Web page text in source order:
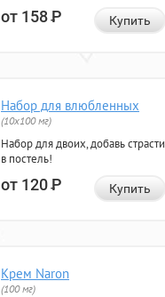
от 158Р Купить
Набор для влюбленных
(10х100 мг)
Набор для двоих, добавь страсти
в постель!
от 120Р Купить
Крем Naron
(100 мг)